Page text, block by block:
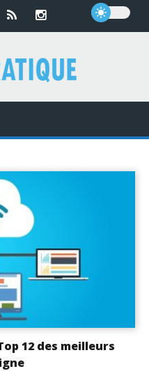
12 des meilleurs